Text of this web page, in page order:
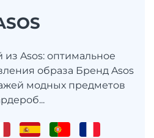
Asos: оптимальное
образа Бренд Asos
модных предметов